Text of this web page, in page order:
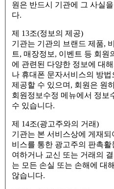
원은 반드시 기관에 그 사실
다.
제 13조(정보의 제공)
기관는 기관의 브랜드 제품,
트, 매장정보, 이벤트 등 회원
에 관련된 다양한 정보에 대해
나 휴대폰 문자서비스의 방법
제공할 수 있으며, 회원은 원
회원정보수정 메뉴에서 정보
수 있습니다.
제 14조(광고주와의 거래)
기관는 본 서비스상에 게재되
비스를 통한 광고주의 판촉
여하거나 교신 또는 거래의
는 모든 손실 또는 손해에 대
않습니다.